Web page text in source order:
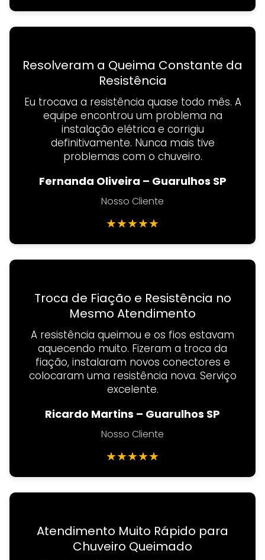
Resolveram a Queima Constante da
Resistência
Eu trocava a resistência quase todo mês. A
equipe encontrou um problema na
instalação elétrica e corrigiu
definitivamente. Nunca mais tive
problemas com o chuveiro.
Fernanda Oliveira – Guarulhos SP
Nosso Cliente
★★★★★
Troca de Fiação e Resistência no
Mesmo Atendimento
A resistência queimou e os fios estavam
aquecendo muito. Fizeram a troca da
fiação, instalaram novos conectores e
colocaram uma resistência nova. Serviço
excelente.
Ricardo Martins – Guarulhos SP
Nosso Cliente
★★★★★
Atendimento Muito Rápido para
Chuveiro Queimado